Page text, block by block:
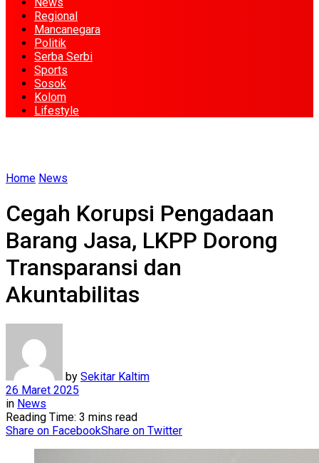
Regional
Mancanegara
Politik
Serba Serbi
Sports
Sosok
Kolom
Lifestyle
Home News
Cegah Korupsi Pengadaan
Barang Jasa, LKPP Dorong
Transparansi dan
Akuntabilitas
by Sekitar Kaltim
26 Maret 2025
in News
Reading Time: 3 mins read
Share on FacebookShare on Twitter